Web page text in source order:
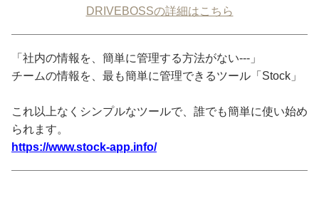
DRIVEBOSSの詳細はこちら
「社内の情報を、簡単に管理する方法がない---」
チームの情報を、最も簡単に管理できるツール「Stock」
これ以上なくシンプルなツールで、誰でも簡単に使い始め
られます。
https://www.stock-app.info/